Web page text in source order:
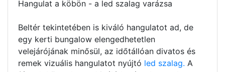
Hangulat a köbön - a led szalag varázsa
Beltér tekintetében is kiváló hangulatot ad, de
egy kerti bungalow elengedhetetlen
velejárójának minősül, az időtállóan divatos és
remek vizuális hangulatot nyújtó led szalag. A